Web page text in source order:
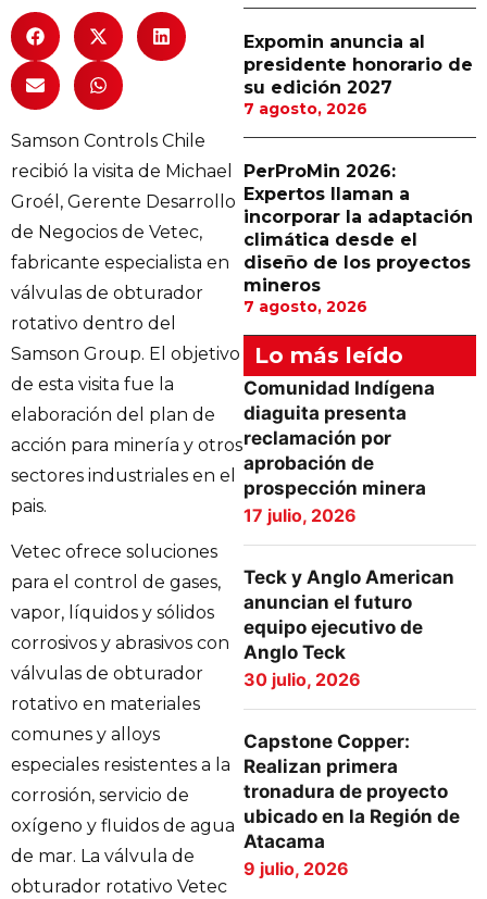
Samson Controls Chile
recibió la visita de Michael
Groél, Gerente Desarrollo
de Negocios de Vetec,
fabricante especialista en
válvulas de obturador
rotativo dentro del
Samson Group. El objetivo
de esta visita fue la
elaboración del plan de
acción para minería y otros
sectores industriales en el
pais.
Vetec ofrece soluciones
para el control de gases,
vapor, líquidos y sólidos
corrosivos y abrasivos con
válvulas de obturador
rotativo en materiales
comunes y alloys
especiales resistentes a la
corrosión, servicio de
oxígeno y fluidos de agua
de mar. La válvula de
obturador rotativo Vetec
Expomin anuncia al
presidente honorario de
su edición 2027
7 agosto, 2026
PerProMin 2026:
Expertos llaman a
incorporar la adaptación
climática desde el
diseño de los proyectos
mineros
7 agosto, 2026
Lo más leído
Comunidad Indígena
diaguita presenta
reclamación por
aprobación de
prospección minera
17 julio, 2026
Teck y Anglo American
anuncian el futuro
equipo ejecutivo de
Anglo Teck
30 julio, 2026
Capstone Copper:
Realizan primera
tronadura de proyecto
ubicado en la Región de
Atacama
9 julio, 2026